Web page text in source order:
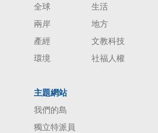
全球
生活
兩岸
地方
產經
文教科技
環境
社福人權
主題網站
我們的島
獨立特派員